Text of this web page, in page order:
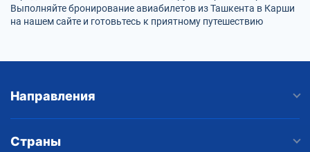
Выполняйте бронирование авиабилетов из Ташкента в Карши
на нашем сайте и готовьтесь к приятному путешествию
Направления
Страны